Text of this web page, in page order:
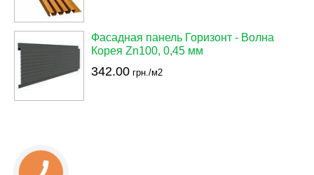
Фасадная панель Горизонт - Волна
Корея Zn100, 0,45 мм
342.00 грн./м2
КНОПКА